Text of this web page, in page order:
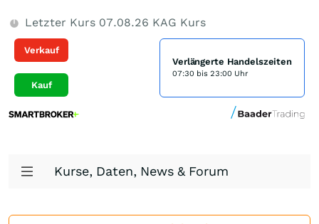
Letzter Kurs 07.08.26 KAG Kurs
Verkauf
Kauf
Verlängerte Handelszeiten
07:30 bis 23:00 Uhr
Kurse, Daten, News & Forum